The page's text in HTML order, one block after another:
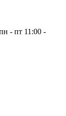
- пт 11:00 -